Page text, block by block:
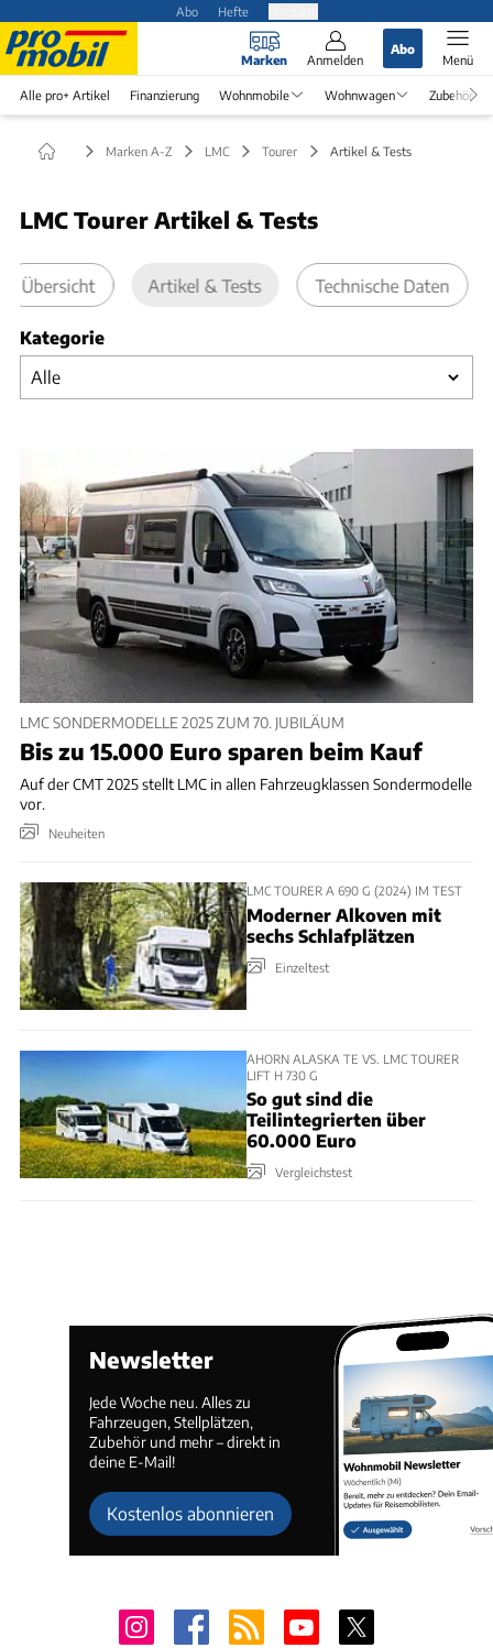
Abo Hefte
Marken Anmelden
Abo
Menü
Alle pro+ Artikel Finanzierung Wohnmobile Wohnwagen Zubehör
Marken A-Z LMC Tourer Artikel & Tests
LMC Tourer Artikel & Tests
Übersicht Artikel & Tests Technische Daten
Kategorie
LMC SONDERMODELLE 2025 ZUM 70. JUBILÄUM
Bis zu 15.000 Euro sparen beim Kauf
Auf der CMT 2025 stellt LMC in allen Fahrzeugklassen Sondermodelle
vor.
Neuheiten
LMC TOURER A 690 G (2024) IM TEST
Moderner Alkoven mit
sechs Schlafplätzen
Einzeltest
AHORN ALASKA TE VS. LMC TOURER
LIFT H 730 G
So gut sind die
Teilintegrierten über
60.000 Euro
Vergleichstest
Newsletter
Jede Woche neu. Alles zu
Fahrzeugen, Stellplätzen,
Zubehör und mehr – direkt in
deine E-Mail!
Kostenlos abonnieren